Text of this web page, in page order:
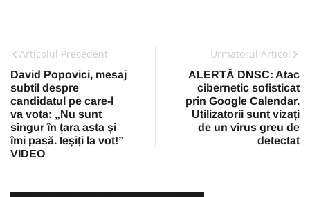
Articolul Precedent
David Popovici, mesaj
subtil despre
candidatul pe care-l
va vota: „Nu sunt
singur în țara asta și
îmi pasă. Ieșiți la vot!”
VIDEO
Urmatorul Articol
ALERTĂ DNSC: Atac
cibernetic sofisticat
prin Google Calendar.
Utilizatorii sunt vizați
de un virus greu de
detectat